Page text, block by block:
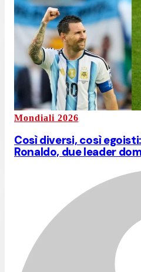
Mondiali 2026
Così diversi, così
Ronaldo, due leader